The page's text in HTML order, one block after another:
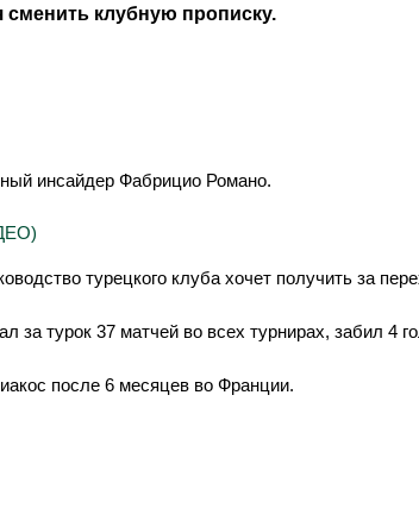
клубную прописку.
инсайдер Фабрицио Романо.
турецкого клуба хочет получить за
турок 37 матчей во всех турнирах, забил 4
после 6 месяцев во Франции.